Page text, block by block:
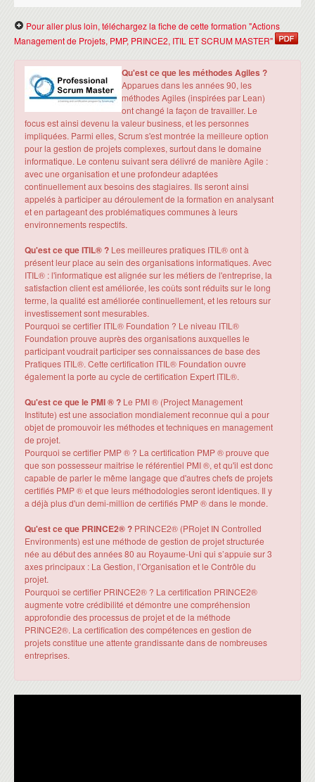
Pour aller plus loin, téléchargez la fiche de cette formation "Actions
Management de Projets, PMP, PRINCE2, ITIL ET SCRUM MASTER"
Qu'est ce que les méthodes Agiles ?
Apparues dans les années 90, les
méthodes Agiles (inspirées par Lean)
ont changé la façon de travailler. Le
focus est ainsi devenu la valeur business, et les personnes
impliquées. Parmi elles, Scrum s'est montrée la meilleure option
pour la gestion de projets complexes, surtout dans le domaine
informatique. Le contenu suivant sera délivré de manière Agile :
avec une organisation et une profondeur adaptées
continuellement aux besoins des stagiaires. Ils seront ainsi
appelés à participer au déroulement de la formation en analysant
et en partageant des problématiques communes à leurs
environnements respectifs.
Qu'est ce que ITIL® ? Les meilleures pratiques ITIL® ont à
présent leur place au sein des organisations informatiques. Avec
ITIL® : l'informatique est alignée sur les métiers de l'entreprise, la
satisfaction client est améliorée, les coûts sont réduits sur le long
terme, la qualité est améliorée continuellement, et les retours sur
investissement sont mesurables.
Pourquoi se certifier ITIL® Foundation ? Le niveau ITIL®
Foundation prouve auprès des organisations auxquelles le
participant voudrait participer ses connaissances de base des
Pratiques ITIL®. Cette certification ITIL® Foundation ouvre
également la porte au cycle de certification Expert ITIL®.
Qu'est ce que le PMI ® ? Le PMI ® (Project Management
Institute) est une association mondialement reconnue qui a pour
objet de promouvoir les méthodes et techniques en management
de projet.
Pourquoi se certifier PMP ® ? La certification PMP ® prouve que
que son possesseur maitrise le référentiel PMI ®, et qu'il est donc
capable de parler le même langage que d'autres chefs de projets
certifiés PMP ® et que leurs méthodologies seront identiques. Il y
a déjà plus d'un demi-million de certifiés PMP ® dans le monde.
Qu'est ce que PRINCE2® ? PRINCE2® (PRojet IN Controlled
Environments) est une méthode de gestion de projet structurée
née au début des années 80 au Royaume-Uni qui s’appuie sur 3
axes principaux : La Gestion, l’Organisation et le Contrôle du
projet.
Pourquoi se certifier PRINCE2® ? La certification PRINCE2®
augmente votre crédibilité et démontre une compréhension
approfondie des processus de projet et de la méthode
PRINCE2®. La certification des compétences en gestion de
projets constitue une attente grandissante dans de nombreuses
entreprises.